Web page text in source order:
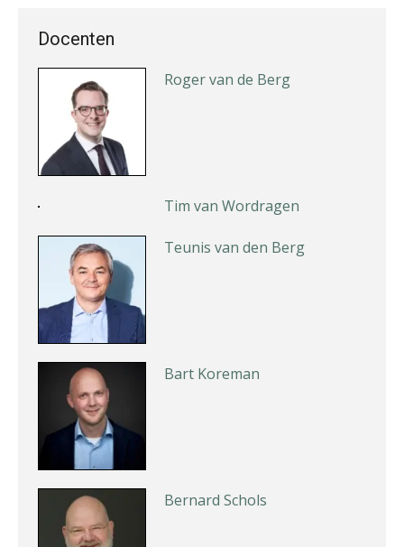
Docenten
Roger van de Berg
Tim van Wordragen
Teunis van den Berg
Bart Koreman
Bernard Schols